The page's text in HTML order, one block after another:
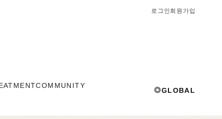
로그인회원가입
COMMUNITY
◎GLOBAL